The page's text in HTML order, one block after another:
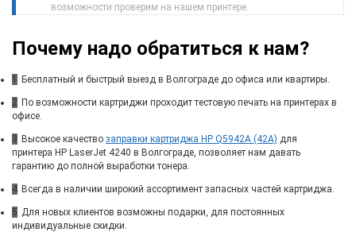
возможности проверим на нашем принтере.
Почему надо обратиться к нам?
1 Бесплатный и быстрый выезд в Волгограде до офиса или квартиры.
2 По возможности картриджи проходит тестовую печать на принтерах в
офисе.
3 Высокое качество заправки картриджа HP Q5942A (42A) для
принтера HP LaserJet 4240 в Волгограде, позволяет нам давать
гарантию до полной выработки тонера.
4 Всегда в наличии широкий ассортимент запасных частей картриджа.
5 Для новых клиентов возможны подарки, для постоянных
индивидуальные скидки.